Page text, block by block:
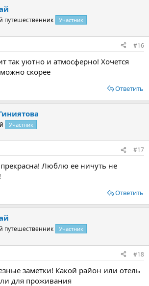
путешественник Участник
#16
так уютно и атмосферно! Хочется
скорее
Ответить
Участник
#17
Люблю ее ничуть не
Ответить
путешественник Участник
#18
заметки! Какой район или отель
для проживания